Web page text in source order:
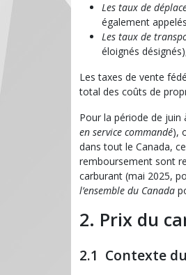
Les taux de
également
Les taux de
éloignés
Les taxes de vente
total des coûts de
Pour la période de juin
en service commandé),
dans tout le Canada,
remboursement sont
carburant (mai 2025,
l’ensemble du Canada
2. Prix du
2.1 Contexte